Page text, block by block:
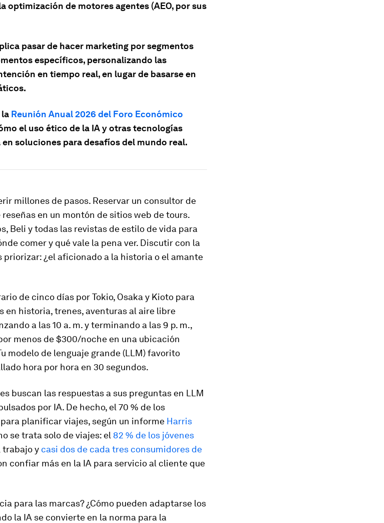
optimización de motores agentes (AEO, por sus
pasar de hacer marketing por segmentos
específicos, personalizando las
en tiempo real, en lugar de basarse en
la Reunión Anual 2026 del Foro Económico
el uso ético de la IA y otras tecnologías
soluciones para desafíos del mundo real.
millones de pasos. Reservar un consultor de
en un montón de sitios web de tours.
Beli y todas las revistas de estilo de vida para
comer y qué vale la pena ver. Discutir con la
¿el aficionado a la historia o el amante
de cinco días por Tokio, Osaka y Kioto para
en historia, trenes, aventuras al aire libre
a las 10 a. m. y terminando a las 9 p. m.,
menos de $300/noche en una ubicación
modelo de lenguaje grande (LLM) favorito
hora por hora en 30 segundos.
buscan las respuestas a sus preguntas en LLM
por IA. De hecho, el 70 % de los
planificar viajes, según un informe Harris
se trata solo de viajes: el 82 % de los jóvenes
trabajo y casi dos de cada tres consumidores de
confiar más en la IA para servicio al cliente que
para las marcas? ¿Cómo pueden adaptarse los
la IA se convierte en la norma para la